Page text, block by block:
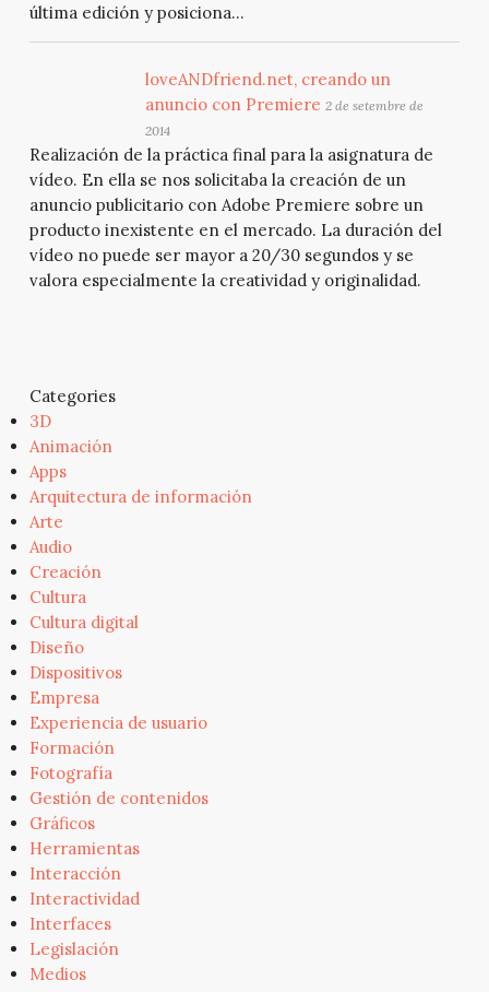
última edición y posiciona...
loveANDfriend.net, creando un
anuncio con Premiere 2 de setembre de
2014
Realización de la práctica final para la asignatura de
vídeo. En ella se nos solicitaba la creación de un
anuncio publicitario con Adobe Premiere sobre un
producto inexistente en el mercado. La duración del
vídeo no puede ser mayor a 20/30 segundos y se
valora especialmente la creatividad y originalidad.
Categories
3D
Animación
Apps
Arquitectura de información
Arte
Audio
Creación
Cultura
Cultura digital
Diseño
Dispositivos
Empresa
Experiencia de usuario
Formación
Fotografía
Gestión de contenidos
Gráficos
Herramientas
Interacción
Interactividad
Interfaces
Legislación
Medios